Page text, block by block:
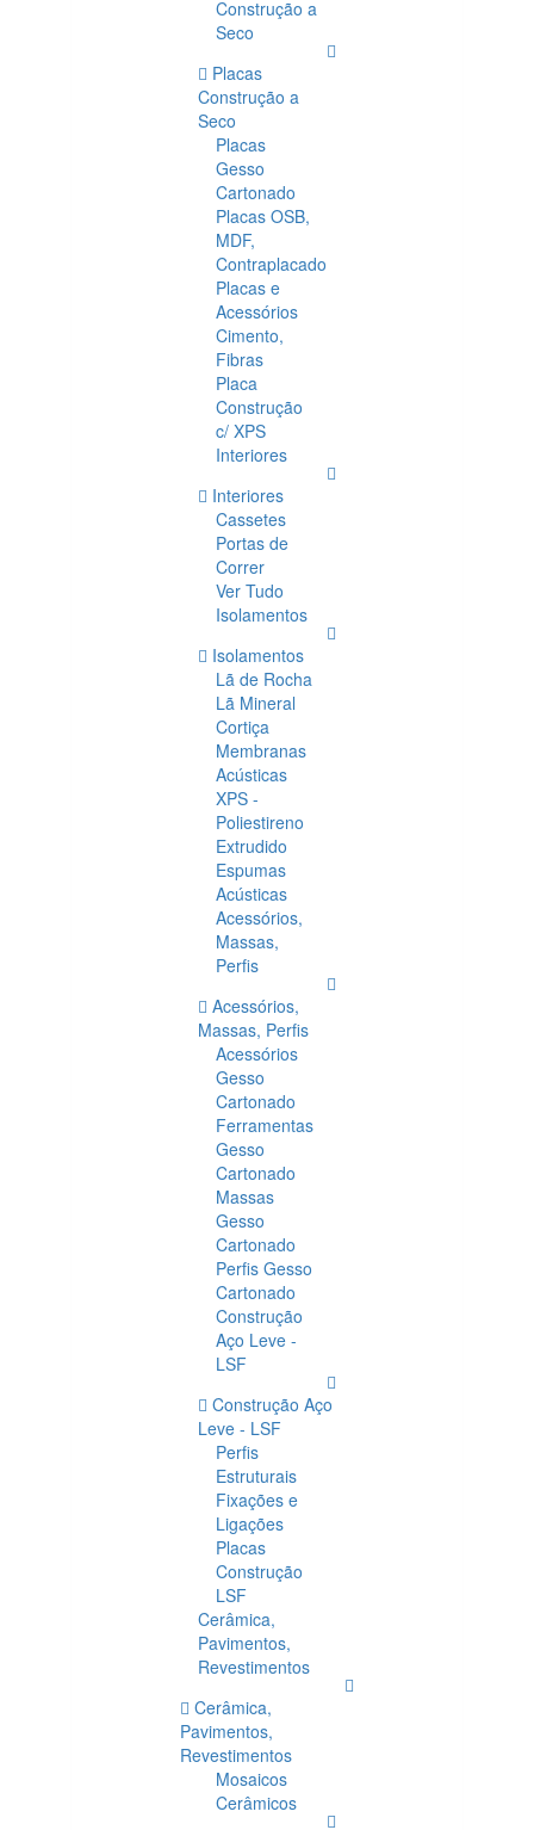
Construção a
Seco
Placas
Construção a
Seco
Placas
Gesso
Cartonado
Placas OSB,
MDF,
Contraplacado
Placas e
Acessórios
Cimento,
Fibras
Placa
Construção
c/ XPS
Interiores
Interiores
Cassetes
Portas de
Correr
Ver Tudo
Isolamentos
Isolamentos
Lã de Rocha
Lã Mineral
Cortiça
Membranas
Acústicas
XPS -
Poliestireno
Extrudido
Espumas
Acústicas
Acessórios,
Massas,
Perfis
Acessórios,
Massas, Perfis
Acessórios
Gesso
Cartonado
Ferramentas
Gesso
Cartonado
Massas
Gesso
Cartonado
Perfis Gesso
Cartonado
Construção
Aço Leve -
LSF
Construção Aço
Leve - LSF
Perfis
Estruturais
Fixações e
Ligações
Placas
Construção
LSF
Cerâmica,
Pavimentos,
Revestimentos
Cerâmica,
Pavimentos,
Revestimentos
Mosaicos
Cerâmicos